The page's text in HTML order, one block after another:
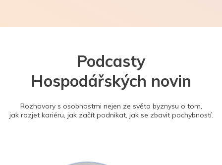
Podcasty
Hospodářských novin
Rozhovory s osobnostmi nejen ze světa byznysu o tom,
jak rozjet kariéru, jak začít podnikat, jak se zbavit pochybností.